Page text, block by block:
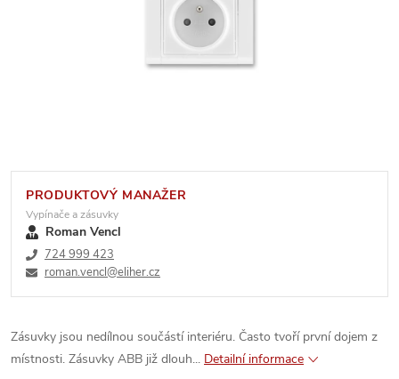
PRODUKTOVÝ MANAŽER
Vypínače a zásuvky
Roman Vencl
724 999 423
roman.vencl@eliher.cz
Zásuvky jsou nedílnou součástí interiéru. Často tvoří první dojem z
místnosti. Zásuvky ABB již dlouh... Detailní informace